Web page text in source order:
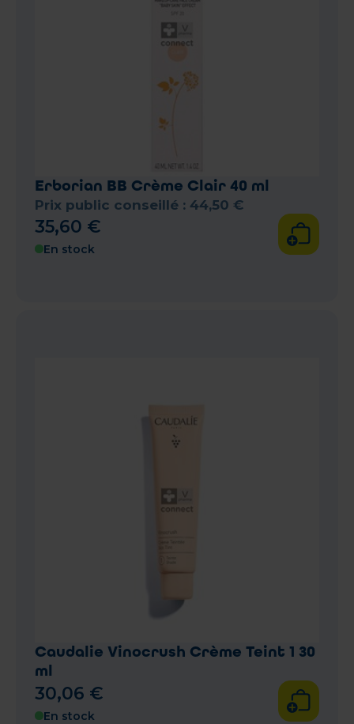
Erborian BB Crème Clair 40 ml
Prix public conseillé : 44,50 €
35,60 €
En stock
Caudalie Vinocrush Crème Teint 1 30
ml
30,06 €
En stock